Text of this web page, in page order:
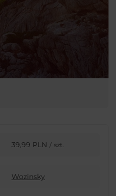
39,99 PLN / szt.
Wozinsky